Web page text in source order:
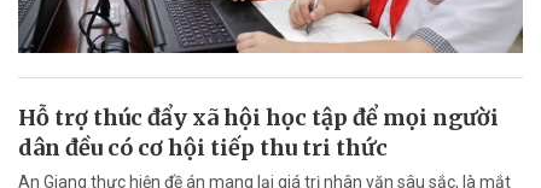
Hỗ trợ thúc đẩy xã hội học tập để mọi người
dân đều có cơ hội tiếp thu tri thức
An Giang thực hiện đề án mang lại giá trị nhân văn sâu sắc, là mắt